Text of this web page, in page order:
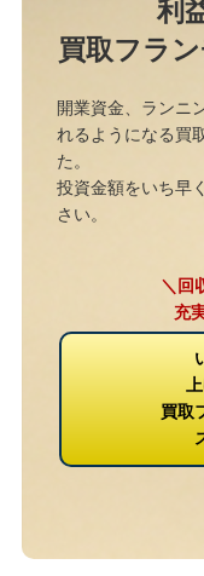
利
買取フラ
開業資金、ランニ
れるようになる買
た。
投資金額をいち早
さい。
＼回
充
買取